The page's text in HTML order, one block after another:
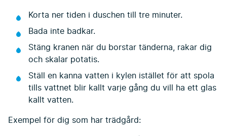
Korta ner tiden i duschen till tre minuter.
Bada inte badkar.
Stäng kranen när du borstar tänderna, rakar dig
och skalar potatis.
Ställ en kanna vatten i kylen istället för att spola
tills vattnet blir kallt varje gång du vill ha ett glas
kallt vatten.
Exempel för dig som har trädgård: